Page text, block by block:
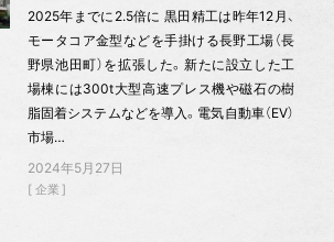
2025年までに2.5倍に 黒田精工は昨年12月、
モータコア金型などを手掛ける長野工場（長
野県池田町）を拡張した。新たに設立した工
場棟には300t大型高速プレス機や磁石の樹
脂固着システムなどを導入。電気自動車（EV）
市場…
2024年5月27日
企業